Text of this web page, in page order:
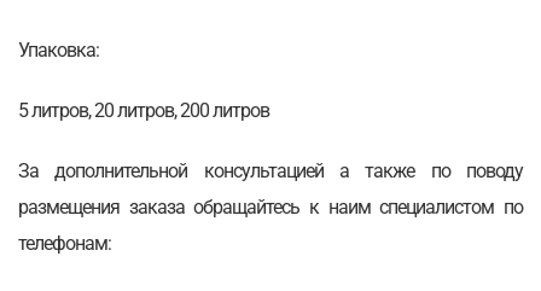
Упаковка:
5 литров, 20 литров, 200 литров
За дополнительной консультацией а также по поводу
размещения заказа обращайтесь к наим специалистом по
телефонам: